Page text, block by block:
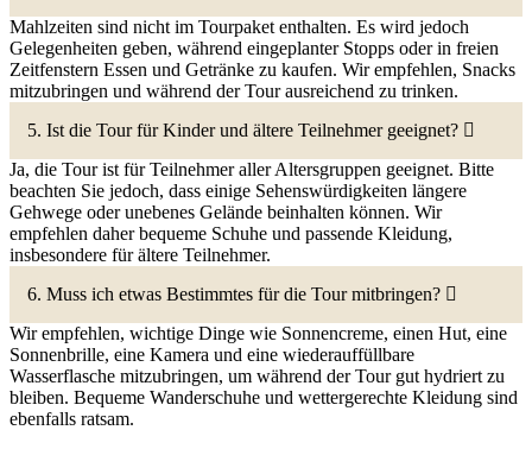
Mahlzeiten sind nicht im Tourpaket enthalten. Es wird jedoch
Gelegenheiten geben, während eingeplanter Stopps oder in freien
Zeitfenstern Essen und Getränke zu kaufen. Wir empfehlen, Snacks
mitzubringen und während der Tour ausreichend zu trinken.
5. Ist die Tour für Kinder und ältere Teilnehmer geeignet?
Ja, die Tour ist für Teilnehmer aller Altersgruppen geeignet. Bitte
beachten Sie jedoch, dass einige Sehenswürdigkeiten längere
Gehwege oder unebenes Gelände beinhalten können. Wir
empfehlen daher bequeme Schuhe und passende Kleidung,
insbesondere für ältere Teilnehmer.
6. Muss ich etwas Bestimmtes für die Tour mitbringen?
Wir empfehlen, wichtige Dinge wie Sonnencreme, einen Hut, eine
Sonnenbrille, eine Kamera und eine wiederauffüllbare
Wasserflasche mitzubringen, um während der Tour gut hydriert zu
bleiben. Bequeme Wanderschuhe und wettergerechte Kleidung sind
ebenfalls ratsam.